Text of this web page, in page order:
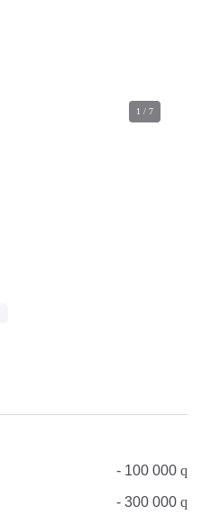
1 / 7
- 100 000 q
- 300 000 q